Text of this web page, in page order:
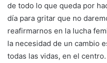
de todo lo que queda por
día para gritar que no
reafirmarnos en la lucha
la necesidad de un cambio
todas las vidas, en el